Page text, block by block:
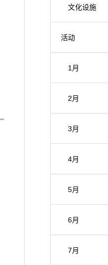
文化设施
活动
1月
2月
3月
4月
5月
6月
7月